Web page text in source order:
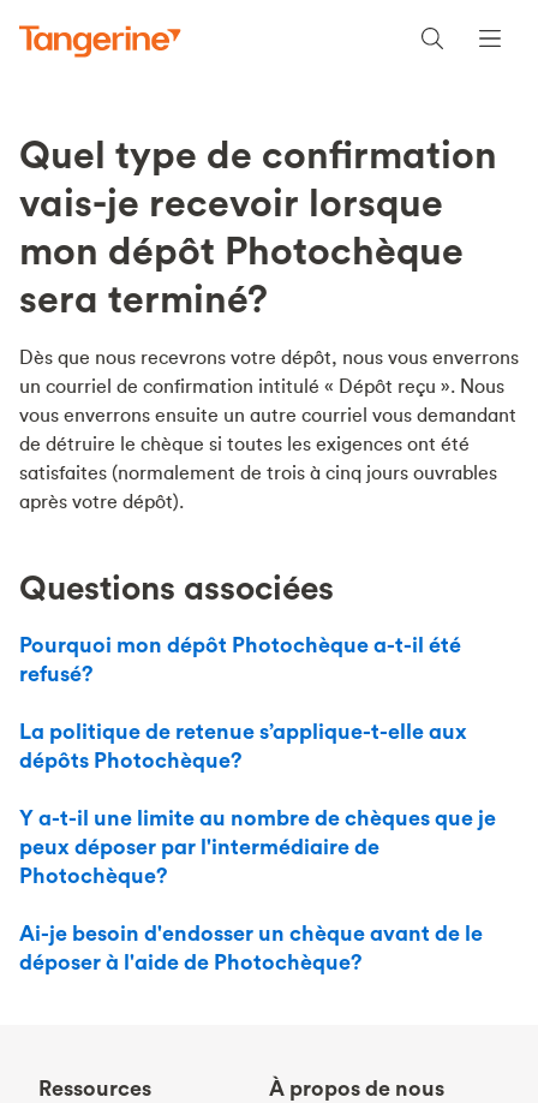
Quel type de confirmation
vais-je recevoir lorsque
mon dépôt Photochèque
sera terminé?
Dès que nous recevrons votre dépôt, nous vous enverrons
un courriel de confirmation intitulé « Dépôt reçu ». Nous
vous enverrons ensuite un autre courriel vous demandant
de détruire le chèque si toutes les exigences ont été
satisfaites (normalement de trois à cinq jours ouvrables
après votre dépôt).
Questions associées
Pourquoi mon dépôt Photochèque a-t-il été
refusé?
La politique de retenue s’applique-t-elle aux
dépôts Photochèque?
Y a-t-il une limite au nombre de chèques que je
peux déposer par l'intermédiaire de
Photochèque?
Ai-je besoin d'endosser un chèque avant de le
déposer à l'aide de Photochèque?
Ressources À propos de nous